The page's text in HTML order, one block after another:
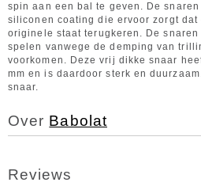
spin aan een bal te geven. De
siliconen coating die ervoor zorgt dat
originele staat terugkeren. De
spelen vanwege de demping van
voorkomen. Deze vrij dikke snaar
mm en is daardoor sterk en
snaar.
Over Babolat
Reviews